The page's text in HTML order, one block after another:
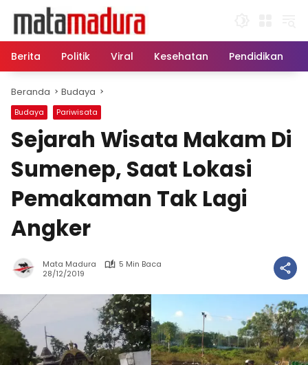
konten
Berita
Politik Viral Kesehatan Pendidikan
Beranda Budaya
Budaya Pariwisata
Sejarah Wisata Makam Di
Sumenep, Saat Lokasi
Pemakaman Tak Lagi
Angker
Mata Madura
5 Min Baca
28/12/2019